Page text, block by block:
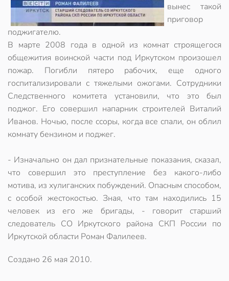
вынес такой
приговор
поджигателю.
В марте 2008 года в одной из комнат строящегося
общежития воинской части под Иркутском произошел
пожар. Погибли пятеро рабочих, еще одного
госпитализировали с тяжелыми ожогами. Сотрудники
Следственного комитета установили, что это был
поджог. Его совершил напарник строителей Виталий
Иванов. Ночью, после ссоры, когда все спали, он облил
комнату бензином и поджег.
- Изначально он дал признательные показания, сказал,
что совершил это преступление без какого-либо
мотива, из хулиганских побуждений. Опасным способом,
с особой жестокостью. Зная, что там находились 15
человек из его же бригады, - говорит старший
следователь СО Иркутского района СКП России по
Иркутской области Роман Фалилеев.
Создано 26 мая 2010.